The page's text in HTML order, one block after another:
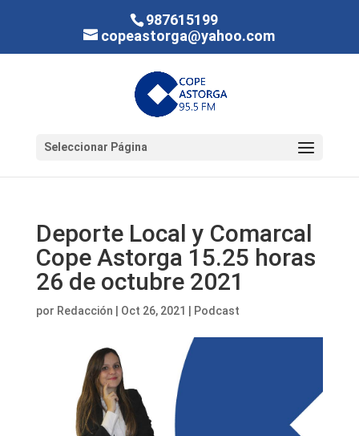
987615199
copeastorga@yahoo.com
Seleccionar Página
Deporte Local y Comarcal
Cope Astorga 15.25 horas
26 de octubre 2021
por Redacción Oct 26, 2021 Podcast